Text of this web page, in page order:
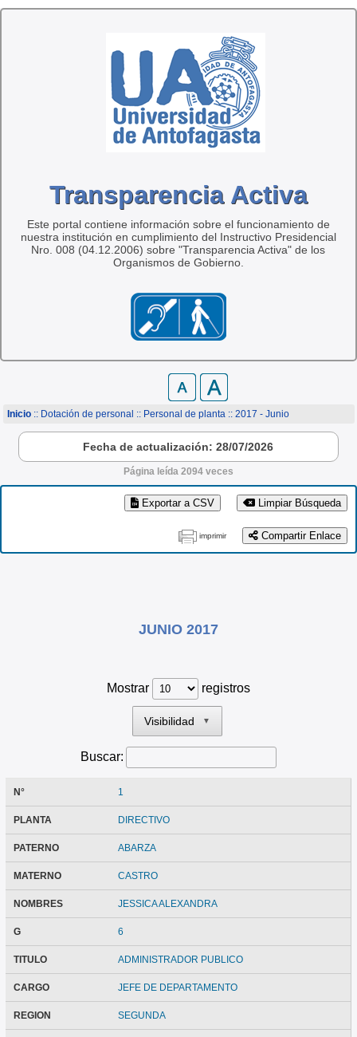
Transparencia Activa
Este portal contiene información sobre el funcionamiento de
nuestra institución en cumplimiento del Instructivo Presidencial
Nro. 008 (04.12.2006) sobre "Transparencia Activa" de los
Organismos de Gobierno.
Inicio :: Dotación de personal :: Personal de planta :: 2017 - Junio
Fecha de actualización: 28/07/2026
Página leída 2094 veces
Limpiar Búsqueda
Exportar a CSV
Compartir Enlace
imprimir
JUNIO 2017
Mostrar registros
Visibilidad ▼
Buscar:
N° 1
PLANTA DIRECTIVO
PATERNO ABARZA
MATERNO CASTRO
NOMBRES JESSICA ALEXANDRA
G 6
TITULO ADMINISTRADOR PUBLICO
CARGO JEFE DE DEPARTAMENTO
REGION SEGUNDA